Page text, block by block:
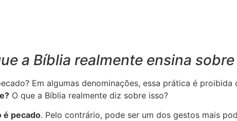
a Bíblia realmente ensina
Em algumas denominações, essa prática é
O que a Bíblia realmente diz sobre isso?
é pecado. Pelo contrário, pode ser um dos gestos mais